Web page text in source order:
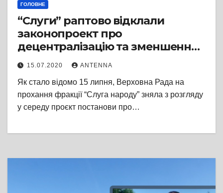
ГОЛОВНЕ
“Слуги” раптово відклали
законопроект про
децентралізацію та зменшення
районів
15.07.2020 ANTENNA
Як стало відомо 15 липня, Верховна Рада на
прохання фракції “Слуга народу” зняла з розгляду
у середу проєкт постанови про…